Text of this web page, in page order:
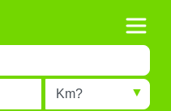
Radius